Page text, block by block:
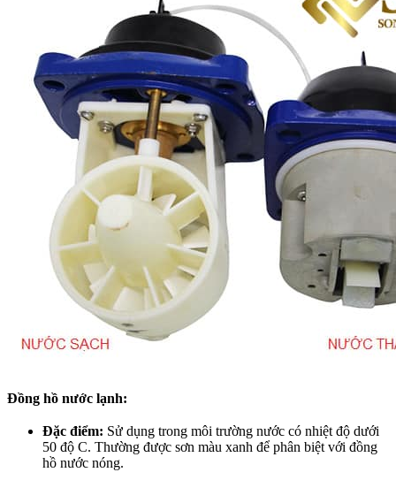
Đồng hồ nước lạnh:
Đặc điểm: Sử dụng trong môi trường nước có nhiệt độ dưới
50 độ C. Thường được sơn màu xanh để phân biệt với đồng
hồ nước nóng.